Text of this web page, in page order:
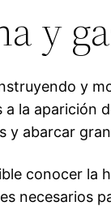
y
y
la aparición
y abarcar
conocer la
necesarios